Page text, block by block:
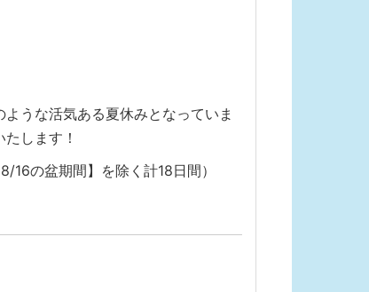
うな活気ある夏休みとなっていま
します！
の盆期間】を除く計18日間）